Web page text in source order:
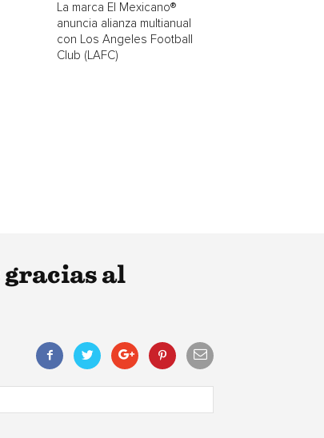
La marca El Mexicano®
anuncia alianza multianual
con Los Angeles Football
Club (LAFC)
gracias al